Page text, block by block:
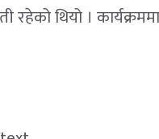
थियो ।